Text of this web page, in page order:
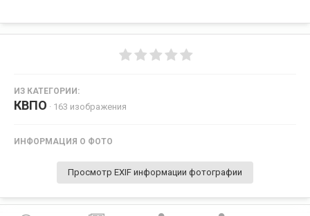
ИЗ КАТЕГОРИИ:
КВПО · 163 изображения
ИНФОРМАЦИЯ О ФОТО
Просмотр EXIF информации фотографии